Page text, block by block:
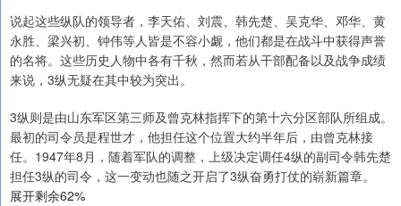
说起这些纵队的领导者，李天佑、刘震、韩先楚、吴克华、邓华、黄
永胜、梁兴初、钟伟等人皆是不容小觑，他们都是在战斗中获得声誉
的名将。这些历史人物中各有千秋，然而若从干部配备以及战争成绩
来说，3纵无疑在其中较为突出。
3纵则是由山东军区第三师及曾克林指挥下的第十六分区部队所组成。
最初的司令员是程世才，他担任这个位置大约半年后，由曾克林接
任。1947年8月，随着军队的调整，上级决定调任4纵的副司令韩先楚
担任3纵的司令，这一变动也随之开启了3纵奋勇打仗的崭新篇章。
展开剩余62%